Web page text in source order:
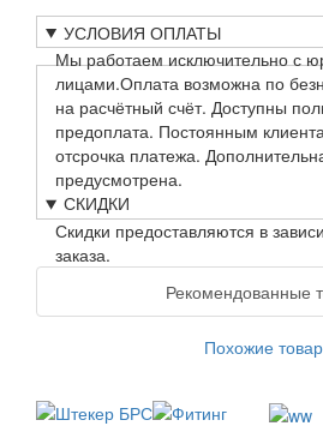
УСЛОВИЯ ОПЛАТЫ
Мы работаем исключительно с
лицами.Оплата возможна по
на расчётный счёт. Доступны
предоплата. Постоянным
отсрочка платежа.
предусмотрена.
СКИДКИ
Скидки предоставляются в
заказа.
Рекомендованные
Похожие